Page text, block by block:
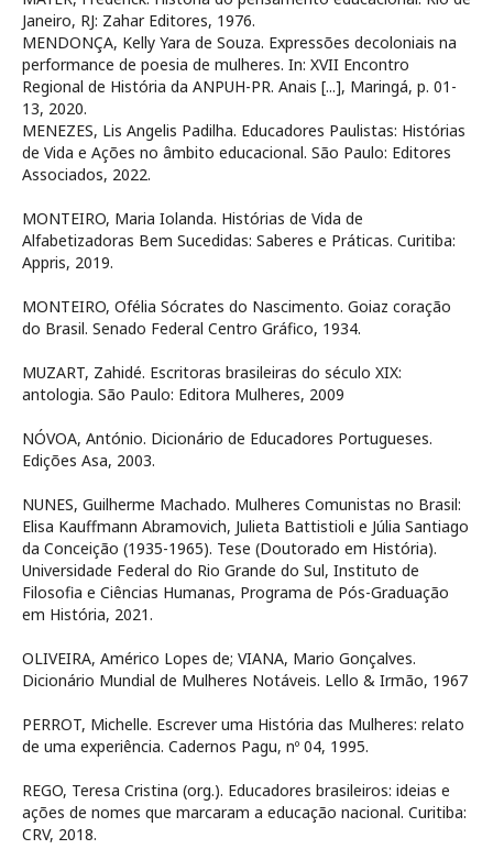
Janeiro, RJ: Zahar Editores, 1976.
MENDONÇA, Kelly Yara de Souza. Expressões decoloniais na
performance de poesia de mulheres. In: XVII Encontro
Regional de História da ANPUH-PR. Anais [...], Maringá, p. 01-
13, 2020.
MENEZES, Lis Angelis Padilha. Educadores Paulistas: Histórias
de Vida e Ações no âmbito educacional. São Paulo: Editores
Associados, 2022.
MONTEIRO, Maria Iolanda. Histórias de Vida de
Alfabetizadoras Bem Sucedidas: Saberes e Práticas. Curitiba:
Appris, 2019.
MONTEIRO, Ofélia Sócrates do Nascimento. Goiaz coração
do Brasil. Senado Federal Centro Gráfico, 1934.
MUZART, Zahidé. Escritoras brasileiras do século XIX:
antologia. São Paulo: Editora Mulheres, 2009
NÓVOA, António. Dicionário de Educadores Portugueses.
Edições Asa, 2003.
NUNES, Guilherme Machado. Mulheres Comunistas no Brasil:
Elisa Kauffmann Abramovich, Julieta Battistioli e Júlia Santiago
da Conceição (1935-1965). Tese (Doutorado em História).
Universidade Federal do Rio Grande do Sul, Instituto de
Filosofia e Ciências Humanas, Programa de Pós-Graduação
em História, 2021.
OLIVEIRA, Américo Lopes de; VIANA, Mario Gonçalves.
Dicionário Mundial de Mulheres Notáveis. Lello & Irmão, 1967
PERROT, Michelle. Escrever uma História das Mulheres: relato
de uma experiência. Cadernos Pagu, nº 04, 1995.
REGO, Teresa Cristina (org.). Educadores brasileiros: ideias e
ações de nomes que marcaram a educação nacional. Curitiba:
CRV, 2018.